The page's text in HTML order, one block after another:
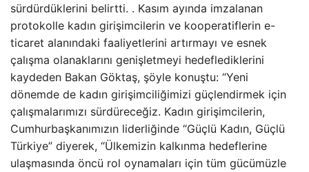
sürdürdüklerini belirtti. . Kasım ayında imzalanan
protokolle kadın girişimcilerin ve kooperatiflerin e-
ticaret alanındaki faaliyetlerini artırmayı ve esnek
çalışma olanaklarını genişletmeyi hedeflediklerini
kaydeden Bakan Göktaş, şöyle konuştu: “Yeni
dönemde de kadın girişimciliğimizi güçlendirmek için
çalışmalarımızı sürdüreceğiz. Kadın girişimcilerin,
Cumhurbaşkanımızın liderliğinde “Güçlü Kadın, Güçlü
Türkiye” diyerek, “Ülkemizin kalkınma hedeflerine
ulaşmasında öncü rol oynamaları için tüm gücümüzle